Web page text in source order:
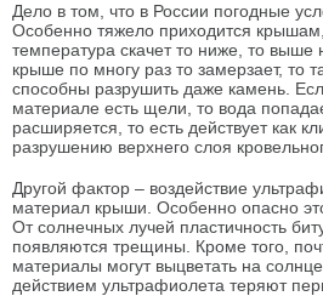
Дело в том, что в России погодные
Особенно тяжело приходится
температура скачет то ниже, то выше
крыше по многу раз то замерзает, то
способны разрушить даже камень.
материале есть щели, то вода
расширяется, то есть действует как
разрушению верхнего слоя
Другой фактор – воздействие
материал крыши. Особенно опасно
От солнечных лучей пластичность
появляются трещины. Кроме того,
материалы могут выцветать на
действием ультрафиолета теряют